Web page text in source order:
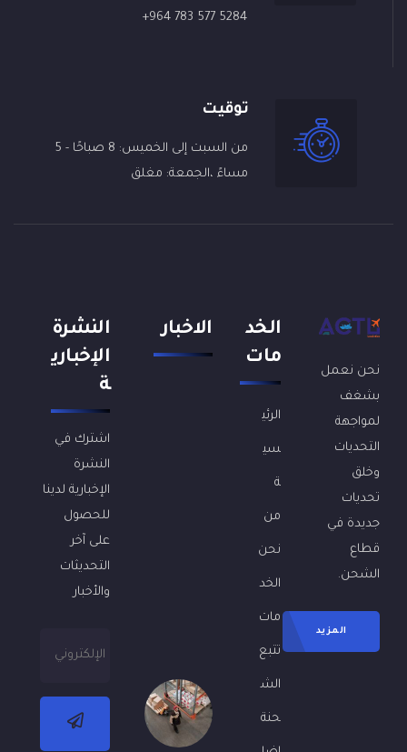
+964 783 577 5284
توقيت
من السبت إلى الخميس: 8 صباحًا - 5
مساءً ،الجمعة: مغلق
نحن نعمل
بشغف
لمواجهة
التحديات
وخلق
تحديات
جديدة في
قطاع
الشحن.
المزيد
الخد
مات
الرئي
سي
ة
من
نحن
الخد
مات
تتبع
الش
حنة
الاخبار
النشرة
الإخباري
ة
اشترك في
النشرة
الإخبارية لدينا
للحصول
على آخر
التحديثات
والأخبار